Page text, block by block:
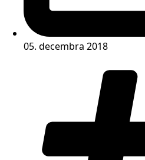
05. decembra 2018